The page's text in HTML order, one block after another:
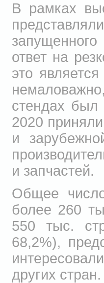
В рамках
ответ на
это
стендах
2020
и
и запчастей.
Общее
более 260
550 тыс.
68,2%),
других стран.